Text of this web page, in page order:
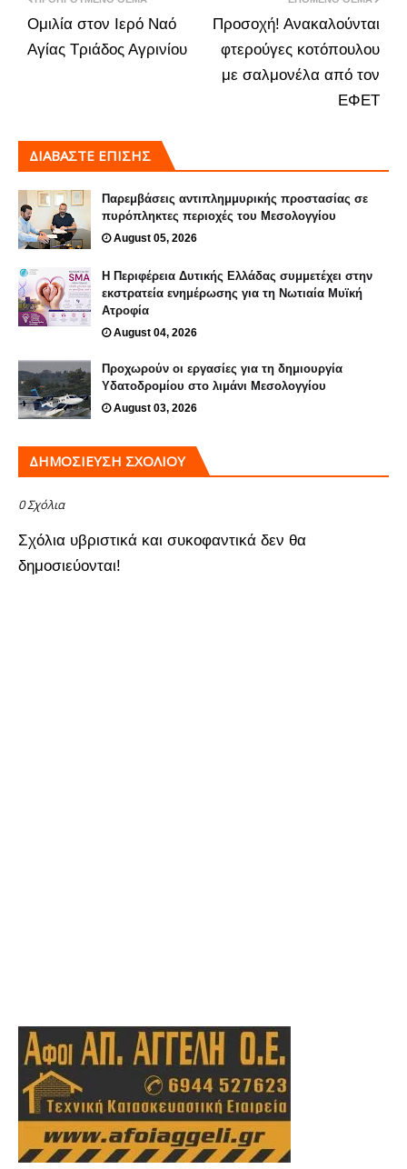
Προσοχή! Ανακαλούνται
φτερούγες κοτόπουλου
με σαλμονέλα από τον
ΕΦΕΤ
Ομιλία στον Ιερό Ναό
Αγίας Τριάδος Αγρινίου
ΔΙΑΒΑΣΤΕ ΕΠΙΣΗΣ
Παρεμβάσεις αντιπλημμυρικής προστασίας σε
πυρόπληκτες περιοχές του Μεσολογγίου
August 05, 2026
Η Περιφέρεια Δυτικής Ελλάδας συμμετέχει στην
εκστρατεία ενημέρωσης για τη Νωτιαία Μυϊκή
Ατροφία
August 04, 2026
Προχωρούν οι εργασίες για τη δημιουργία
Υδατοδρομίου στο λιμάνι Μεσολογγίου
August 03, 2026
ΔΗΜΟΣΊΕΥΣΗ ΣΧΟΛΊΟΥ
0 Σχόλια
Σχόλια υβριστικά και συκοφαντικά δεν θα
δημοσιεύονται!